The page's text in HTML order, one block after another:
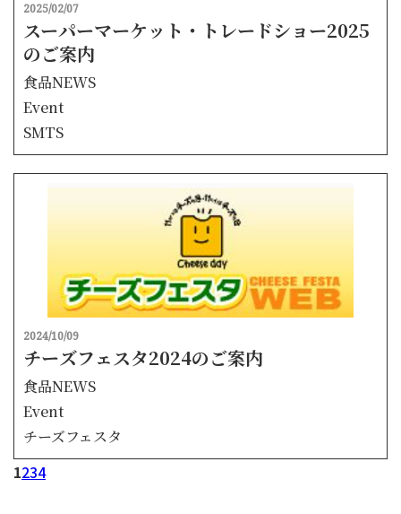
2025/02/07
スーパーマーケット・トレードショー2025
のご案内
食品NEWS
Event
SMTS
2024/10/09
チーズフェスタ2024のご案内
食品NEWS
Event
チーズフェスタ
1234